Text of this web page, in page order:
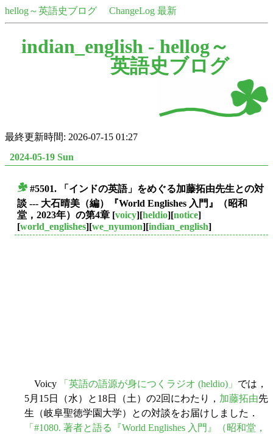
hellog～英語史ブログ ChangeLog 最新
indian_english - hellog～
英語史ブログ
最終更新時間: 2026-07-15 01:27
2024-05-19 Sun
#5501. 「インドの英語」をめぐる加藤拓由先生との対
談 --- 大石晴美（編）『World Englishes 入門』（昭和
堂，2023年）の第4章 [voicy][heldio][notice]
[world_englishes][we_nyumon][indian_english]
Voicy 「英語の語源が身につくラジオ (heldio)」 では，
5月15日（水）と18日（土）の2回にわたり， 加藤拓由先
生（岐阜聖徳学園大学）との対談をお届けしました．
「#1080. 著者と語る『World Englishes 入門』（昭和堂，